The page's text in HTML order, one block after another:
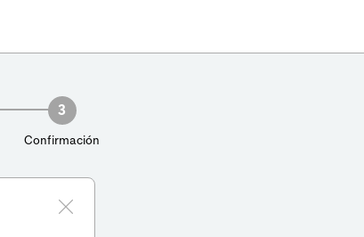
3
Confirmación